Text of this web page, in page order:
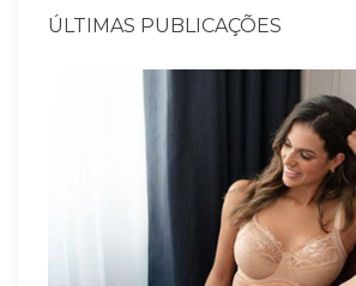
ÚLTIMAS PUBLICAÇÕES